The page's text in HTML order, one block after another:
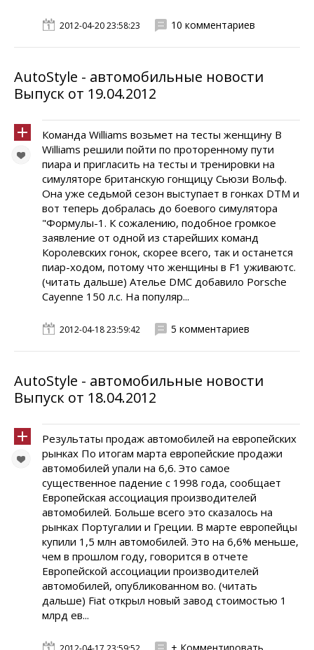
2012-04-20 23:58:23 10 комментариев
AutoStyle - автомобильные новости
Выпуск от 19.04.2012
Команда Williams возьмет на тесты женщину В
Williams решили пойти по проторенному пути
пиара и пригласить на тесты и тренировки на
симуляторе британскую гонщицу Сьюзи Вольф.
Она уже седьмой сезон выступает в гонках DTM и
вот теперь добралась до боевого симулятора
"Формулы-1. К сожалению, подобное громкое
заявление от одной из старейших команд
Королевских гонок, скорее всего, так и останется
пиар-ходом, потому что женщины в F1 уживаютс.
(читать дальше) Ателье DMC добавило Porsche
Cayenne 150 л.с. На популяр...
2012-04-18 23:59:42 5 комментариев
AutoStyle - автомобильные новости
Выпуск от 18.04.2012
Результаты продаж автомобилей на европейских
рынках По итогам марта европейские продажи
автомобилей упали на 6,6. Это самое
существенное падение с 1998 года, сообщает
Европейская ассоциация производителей
автомобилей. Больше всего это сказалось на
рынках Португалии и Греции. В марте европейцы
купили 1,5 млн автомобилей. Это на 6,6% меньше,
чем в прошлом году, говорится в отчете
Европейской ассоциации производителей
автомобилей, опубликованном во. (читать
дальше) Fiat открыл новый завод стоимостью 1
млрд ев...